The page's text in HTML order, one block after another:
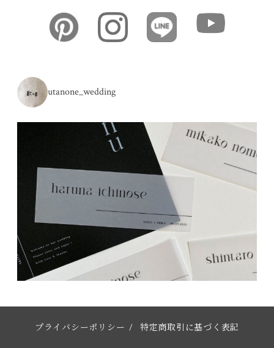
utanone_wedding
プライバシーポリシー / 特定商取引に基づく表記